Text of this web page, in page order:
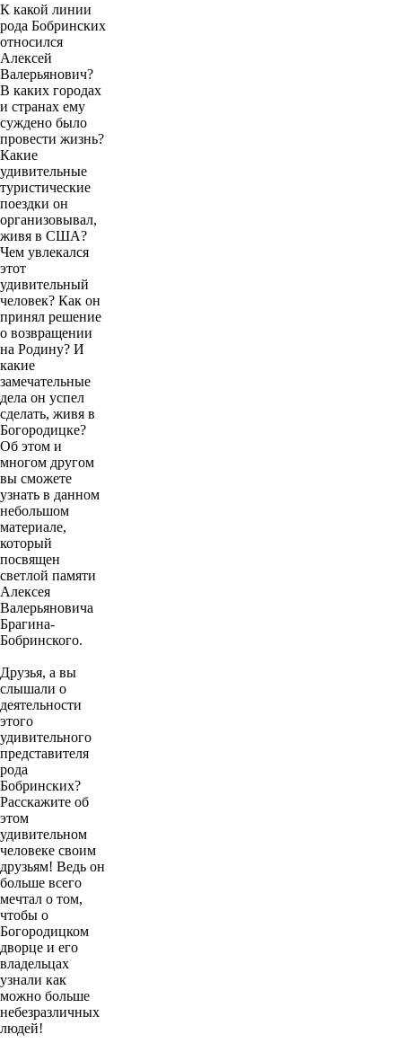
К какой линии
рода Бобринских
относился
Алексей
Валерьянович?
В каких городах
и странах ему
суждено было
провести жизнь?
Какие
удивительные
туристические
поездки он
организовывал,
живя в США?
Чем увлекался
этот
удивительный
человек? Как он
принял решение
о возвращении
на Родину? И
какие
замечательные
дела он успел
сделать, живя в
Богородицке?
Об этом и
многом другом
вы сможете
узнать в данном
небольшом
материале,
который
посвящен
светлой памяти
Алексея
Валерьяновича
Брагина-
Бобринского.
Друзья, а вы
слышали о
деятельности
этого
удивительного
представителя
рода
Бобринских?
Расскажите об
этом
удивительном
человеке своим
друзьям! Ведь он
больше всего
мечтал о том,
чтобы о
Богородицком
дворце и его
владельцах
узнали как
можно больше
небезразличных
людей!